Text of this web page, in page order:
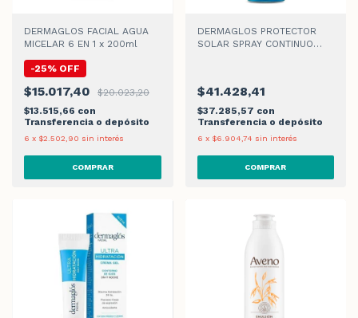
DERMAGLOS FACIAL AGUA
MICELAR 6 EN 1 x 200ml
-25% OFF
$15.017,40
$20.023,20
$13.515,66 con
Transferencia o depósito
6 x $2.502,90 sin interés
DERMAGLOS PROTECTOR
SOLAR SPRAY CONTINUO
$41.428,41
$37.285,57 con
Transferencia o depósito
6 x $6.904,74 sin interés